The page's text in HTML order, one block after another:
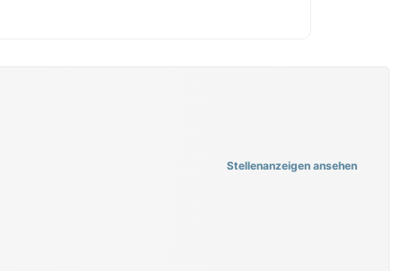
Stellenanzeigen ansehen